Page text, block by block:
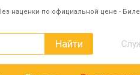
наценки по официальной цене -
Найти